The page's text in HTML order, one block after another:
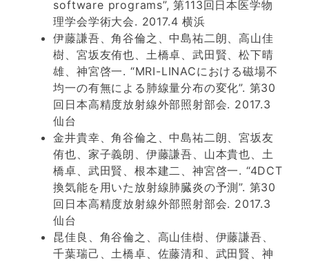
software programs”, 第113回日本医学物
理学会学術大会. 2017.4 横浜
伊藤謙吾、角谷倫之、中島祐二朗、高山佳
樹、宮坂友侑也、土橋卓、武田賢、松下晴
雄、神宮啓一. “MRI-LINACにおける磁場不
均一の有無による肺線量分布の変化”. 第30
回日本高精度放射線外部照射部会. 2017.3
仙台
金井貴幸、角谷倫之、中島祐二朗、宮坂友
侑也、家子義朗、伊藤謙吾、山本貴也、土
橋卓、武田賢、根本建二、神宮啓一. “4DCT
換気能を用いた放射線肺臓炎の予測”. 第30
回日本高精度放射線外部照射部会. 2017.3
仙台
昆佳良、角谷倫之、高山佳樹、伊藤謙吾、
千葉瑞己、土橋卓、佐藤清和、武田賢、神